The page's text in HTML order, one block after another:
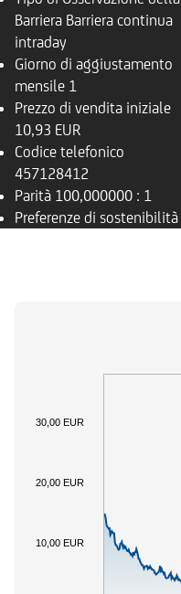
Barriera Barriera continua
intraday
Giorno di aggiustamento
mensile 1
Prezzo di vendita iniziale
10,93 EUR
Codice telefonico
457128412
Parità 100,000000 : 1
Preferenze di sostenibilità
10,00 EUR
20,00 EUR
30,00 EUR